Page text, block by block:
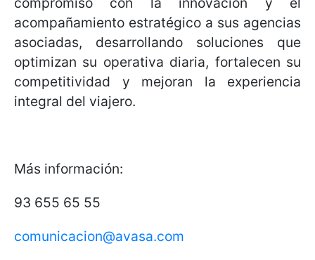
acompañamiento estratégico a sus agencias
asociadas, desarrollando soluciones que
optimizan su operativa diaria, fortalecen su
competitividad y mejoran la experiencia
integral del viajero.
Más información:
93 655 65 55
comunicacion@avasa.com